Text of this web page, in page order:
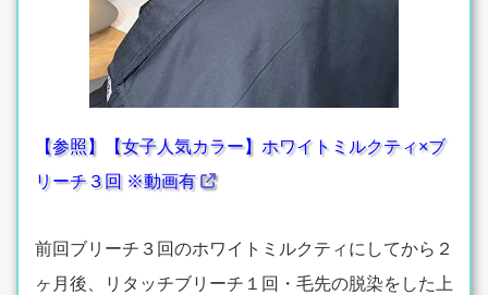
【参照】【女子人気カラー】ホワイトミルクティ×ブ
リーチ３回 ※動画有
前回ブリーチ３回のホワイトミルクティにしてから２
ヶ月後、リタッチブリーチ１回・毛先の脱染をした上